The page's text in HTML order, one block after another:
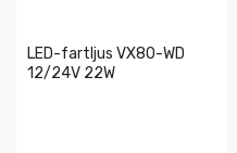
LED-fartljus VX80-WD
12/24V 22W